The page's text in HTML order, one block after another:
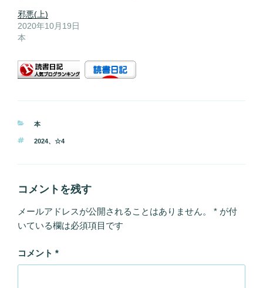
邪悪(上)
2020年10月19日
本
カ
ゴ
ー
本
タ
2024、 ☆4
コメントを残す
メールアドレスが公開されることはありません。 * が付
いている欄は必須項目です
コメント *